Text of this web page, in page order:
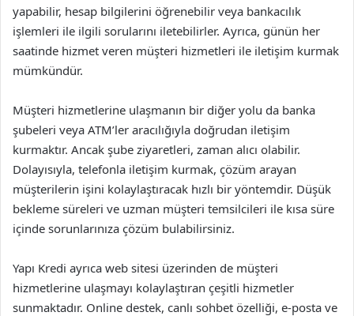
yapabilir, hesap bilgilerini öğrenebilir veya bankacılık
işlemleri ile ilgili sorularını iletebilirler. Ayrıca, günün her
saatinde hizmet veren müşteri hizmetleri ile iletişim kurmak
mümkündür.
Müşteri hizmetlerine ulaşmanın bir diğer yolu da banka
şubeleri veya ATM’ler aracılığıyla doğrudan iletişim
kurmaktır. Ancak şube ziyaretleri, zaman alıcı olabilir.
Dolayısıyla, telefonla iletişim kurmak, çözüm arayan
müşterilerin işini kolaylaştıracak hızlı bir yöntemdir. Düşük
bekleme süreleri ve uzman müşteri temsilcileri ile kısa süre
içinde sorunlarınıza çözüm bulabilirsiniz.
Yapı Kredi ayrıca web sitesi üzerinden de müşteri
hizmetlerine ulaşmayı kolaylaştıran çeşitli hizmetler
sunmaktadır. Online destek, canlı sohbet özelliği, e-posta ve